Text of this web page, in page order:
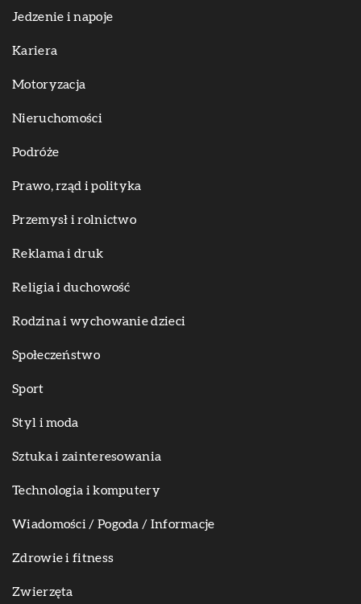
Jedzenie i napoje
Kariera
Motoryzacja
Nieruchomości
Podróże
Prawo, rząd i polityka
Przemysł i rolnictwo
Reklama i druk
Religia i duchowość
Rodzina i wychowanie dzieci
Społeczeństwo
Sport
Styl i moda
Sztuka i zainteresowania
Technologia i komputery
Wiadomości / Pogoda / Informacje
Zdrowie i fitness
Zwierzęta